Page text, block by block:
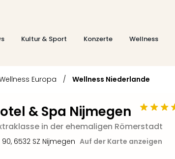
Kultur & Sport Konzerte Wellness
Europa / Wellness Niederlande
& Spa Nijmegen
in der ehemaligen Römerstadt
, 6532 SZ Nijmegen Auf der Karte anzeigen